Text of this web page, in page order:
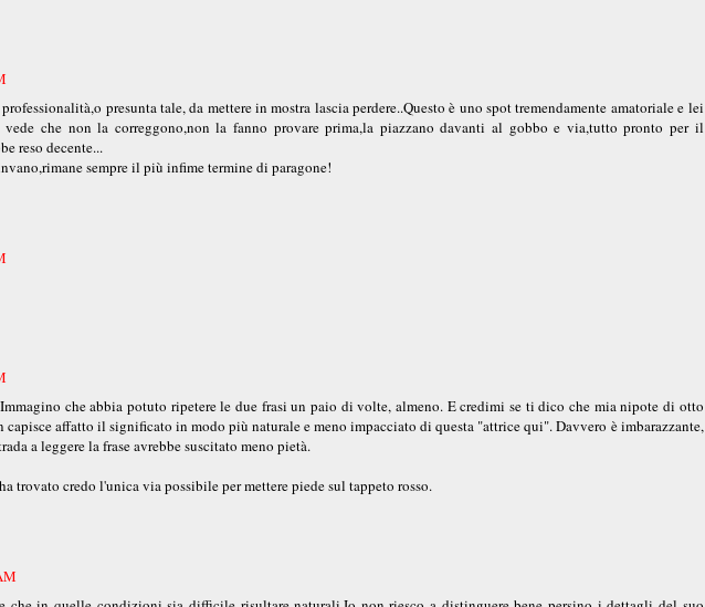
presunta tale, da mettere in mostra lascia perdere..Questo è uno spot tremendamente amatoriale e lei
vede che non la correggono,non la fanno provare prima,la piazzano davanti al gobbo e via,tutto pronto per il
reso decente...
sempre il più infime termine di paragone!
che abbia potuto ripetere le due frasi un paio di volte, almeno. E credimi se ti dico che mia nipote di otto
capisce affatto il significato in modo più naturale e meno impacciato di questa "attrice qui". Davvero è imbarazzante,
a leggere la frase avrebbe suscitato meno pietà.
trovato credo l'unica via possibile per mettere piede sul tappeto rosso.